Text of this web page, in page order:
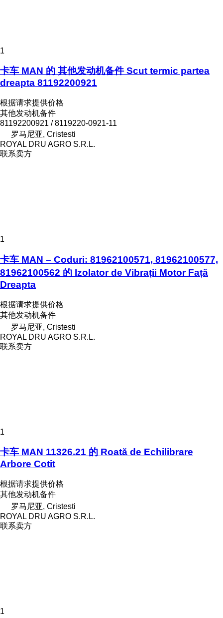
1
卡车 MAN 的 其他发动机备件 Scut termic partea
dreapta 81192200921
根据请求提供价格
其他发动机备件
81192200921 / 8119220-0921-11
罗马尼亚, Cristesti
ROYAL DRU AGRO S.R.L.
联系卖方
1
卡车 MAN – Coduri: 81962100571, 81962100577,
81962100562 的 Izolator de Vibrații Motor Față
Dreapta
根据请求提供价格
其他发动机备件
罗马尼亚, Cristesti
ROYAL DRU AGRO S.R.L.
联系卖方
1
卡车 MAN 11326.21 的 Roată de Echilibrare
Arbore Cotit
根据请求提供价格
其他发动机备件
罗马尼亚, Cristesti
ROYAL DRU AGRO S.R.L.
联系卖方
1